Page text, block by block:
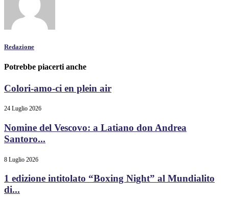
Redazione
Potrebbe piacerti anche
Colori-amo-ci en plein air
24 Luglio 2026
Nomine del Vescovo: a Latiano don Andrea
Santoro...
8 Luglio 2026
1 edizione intitolato “Boxing Night” al Mundialito
di...